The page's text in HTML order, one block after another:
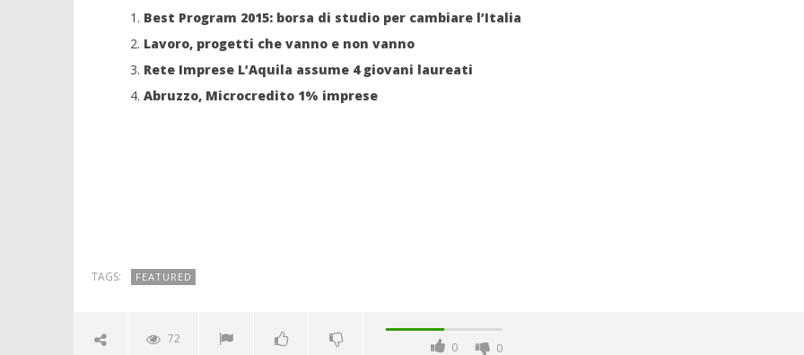
Best Program 2015: borsa di studio per cambiare l’Italia
Lavoro, progetti che vanno e non vanno
Rete Imprese L’Aquila assume 4 giovani laureati
Abruzzo, Microcredito 1% imprese
TAGS: FEATURED
72
0 0